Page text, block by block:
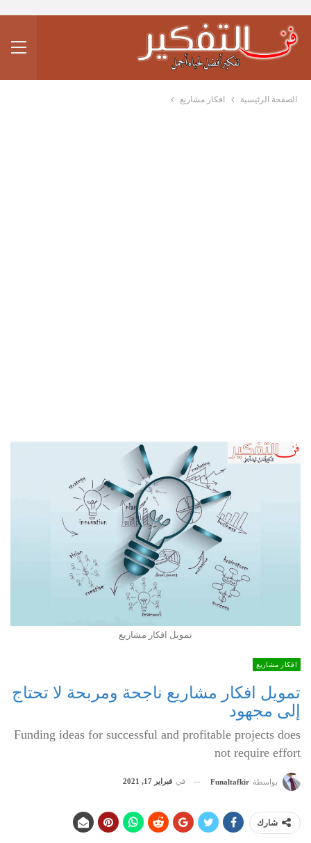
الصفحة الرئيسية افكار مشاريع
تمويل افكار مشاريع
افكار مشاريع
تمويل افكار مشاريع ناجحة ومربحة لا تحتاج
إلى مجهود
Funding ideas for successful and profitable projects does
not require effort
بواسطة Funaltafkir في فبراير 17, 2021
شارك